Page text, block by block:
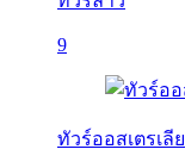
9
ทัวร์ออสเตรเลีย